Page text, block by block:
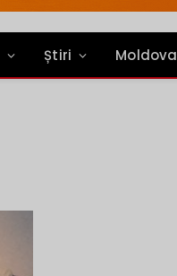
Știri Moldova